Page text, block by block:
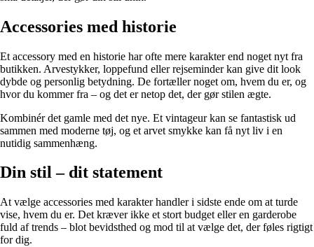
Accessories med historie
Et accessory med en historie har ofte mere karakter end noget nyt fra
butikken. Arvestykker, loppefund eller rejseminder kan give dit look
dybde og personlig betydning. De fortæller noget om, hvem du er, og
hvor du kommer fra – og det er netop det, der gør stilen ægte.
Kombinér det gamle med det nye. Et vintageur kan se fantastisk ud
sammen med moderne tøj, og et arvet smykke kan få nyt liv i en
nutidig sammenhæng.
Din stil – dit statement
At vælge accessories med karakter handler i sidste ende om at turde
vise, hvem du er. Det kræver ikke et stort budget eller en garderobe
fuld af trends – blot bevidsthed og mod til at vælge det, der føles rigtigt
for dig.